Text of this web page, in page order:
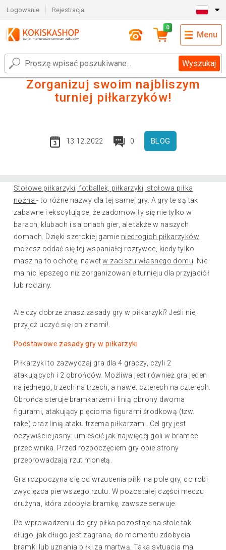
Logowanie Rejestracja
Wyszukaj
0
Menu
Zorganizuj swoim najbliszym
turniej piłkarzyków!
13.12.2022 0 BLOG
Stołowe piłkarzyki, fotballek, piłkarzyki, stołowa piłka
nożna- to różne nazwy dla tej samej gry. A gry te są tak
zabawne i ekscytujące, że zadomowiły się nie tylko w
barach, klubach i salonach gier, ale także w naszych
domach. Dzięki szerokiej gamie niedrogich piłkarzyków
możesz oddać się tej wspaniałej rozrywce, kiedy tylko
masz na to ochotę, nawetw zaciszu własnego domu . Nie
ma nic lepszego niż zorganizowanie turnieju dla przyjaciół
lub rodziny.
Ale czy dobrze znasz zasady gry w piłkarzyki? Jeśli nie,
przyjdź uczyć się ich z nami!.
Podstawowe zasady gry w piłkarzyki
Piłkarzyki to zazwyczaj gra dla 4 graczy, czyli 2
atakujących i 2 obrońców. Możliwa jest również gra jeden
na jednego, trzech na trzech, a nawet czterech na czterech.
Obrońca steruje bramkarzem i linią obrony dwoma
figurami, atakujący pięcioma figurami środkową (tzw.
rake) oraz linią ataku trzema piłkarzami. Cel gry jest
oczywiście jasny: umieścić jak najwięcej goli w bramce
przeciwnika. Przed rozpoczęciem gry obie strony
przeprowadzają rzut monetą.
Gra rozpoczyna się od wrzucenia piłki na pole gry, co robi
zwycięzca pierwszego rzutu. W pozostałej części meczu
drużyna, która zdobyła bramkę, zawsze serwuje.
Po wprowadzeniu do gry piłka pozostaje na stole tak
długo, jak długo jest zagrana, do momentu zdobycia
bramki lub uznania piłki za martwą. Taka sytuacja ma